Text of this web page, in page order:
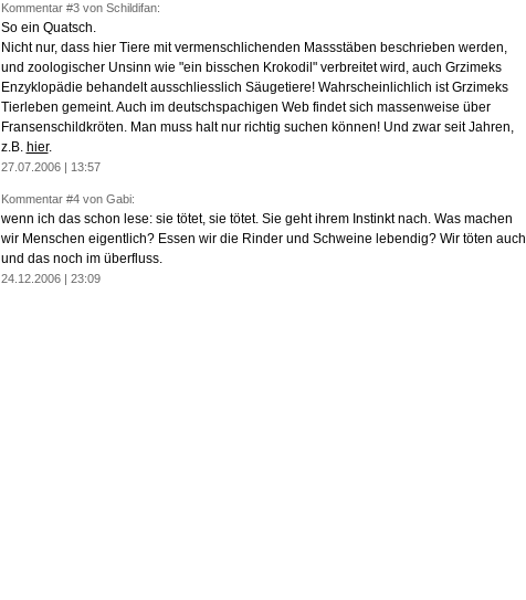
Kommentar #3von Schildifan:
So ein Quatsch.
Nicht nur, dass hier Tiere mit vermenschlichenden Massstäben beschrieben werden,
und zoologischer Unsinn wie "ein bisschen Krokodil" verbreitet wird, auch Grzimeks
Enzyklopädie behandelt ausschliesslich Säugetiere! Wahrscheinlichlich ist Grzimeks
Tierleben gemeint. Auch im deutschspachigen Web findet sich massenweise über
Fransenschildkröten. Man muss halt nur richtig suchen können! Und zwar seit Jahren,
z.B. hier.
27.07.2006 | 13:57
Kommentar #4von Gabi:
wenn ich das schon lese: sie tötet, sie tötet. Sie geht ihrem Instinkt nach. Was machen
wir Menschen eigentlich? Essen wir die Rinder und Schweine lebendig? Wir töten auch
und das noch im überfluss.
24.12.2006 | 23:09